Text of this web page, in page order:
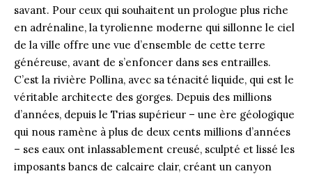
savant. Pour ceux qui souhaitent un prologue plus riche
en adrénaline, la tyrolienne moderne qui sillonne le ciel
de la ville offre une vue d’ensemble de cette terre
généreuse, avant de s’enfoncer dans ses entrailles.
C’est la rivière Pollina, avec sa ténacité liquide, qui est le
véritable architecte des gorges. Depuis des millions
d’années, depuis le Trias supérieur – une ère géologique
qui nous ramène à plus de deux cents millions d’années
– ses eaux ont inlassablement creusé, sculpté et lissé les
imposants bancs de calcaire clair, créant un canyon